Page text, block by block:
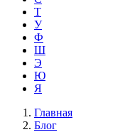
Т
У
Ф
Ш
Э
Ю
Я
Главная
Блог